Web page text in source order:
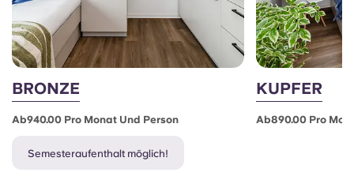
BRONZE
Ab940.00 Pro Monat Und Person
Semesteraufenthalt möglich!
KUPFER
Ab890.00 Pro